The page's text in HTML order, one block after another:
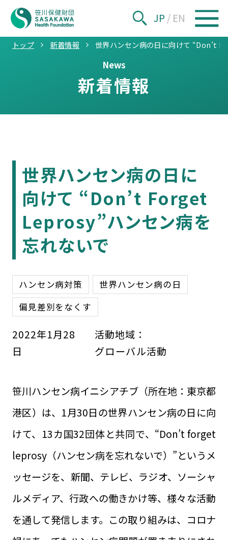
JP / EN
トップ 新着情報 世界ハンセン病の日に向けて “Don’t
News
新着情報
世界ハンセン病の日に
向けて “Don’t Forget
Leprosy”ハンセン病を
忘れないで
ハンセン病対策
世界ハンセン病の日
偏見差別をなくす
2022年1月28
日
活動地域：
グローバル活動
笹川ハンセン病イニシアチブ（所在地：東京都
港区）は、1月30日の世界ハンセン病の日に向
けて、13カ国32団体と共同で、“Don’t forget
leprosy（ハンセン病を忘れないで）”というメ
ッセージを、新聞、テレビ、ラジオ、ソーシャ
ルメディア、行政への働きかけ等、様々な活動
を通して発信します。この取り組みは、コロナ